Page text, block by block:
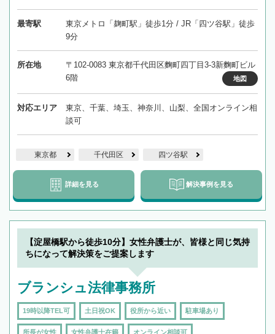
最寄駅
東京メトロ「麹町駅」徒歩1分 / JR「四ツ谷駅」徒歩
9分
所在地
〒102-0083 東京都千代田区麴町四丁目3-3新麴町ビル
6階
地図
対応エリア
東京、千葉、埼玉、神奈川、山梨、全国オンライン相
談可
東京都 千代田区 四ツ谷駅
詳細を見る 解決事例を見る
【淀屋橋駅から徒歩10分】女性弁護士が、皆様と同じ気持
ちになって解決策をご提案します
ブランシュ法律事務所
19時以降TEL可 土日祝OK 役所から近い 駐車場あり
所長が女性 女性弁護士在籍 オンライン相談可